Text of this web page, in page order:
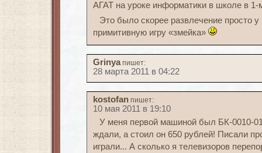
АГАТ на уроке информатики в школе в 1-
Это было скорее развлечение просто
примитивную игру «змейка»
Grinya пишет:
28 марта 2011 в 04:22
kostofan пишет:
10 мая 2011 в 19:10
У меня первой машиной был БК-0010-
ждали, а стоил он 650 рублей! Писали
играли... А сколько я телевизоров